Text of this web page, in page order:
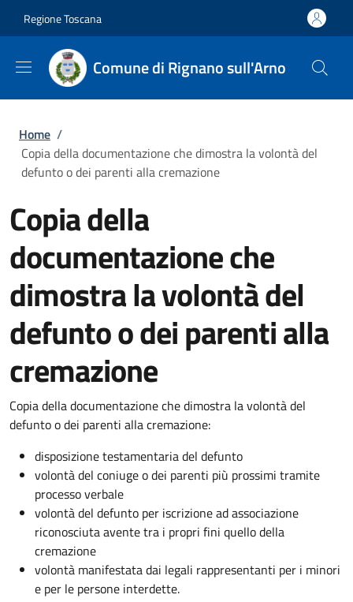
Regione Toscana
Comune di Rignano sull'Arno
Briciole di pane
Home /
Copia della documentazione che dimostra la volontà del
defunto o dei parenti alla cremazione
Copia della
documentazione che
dimostra la volontà del
defunto o dei parenti alla
cremazione
Copia della documentazione che dimostra la volontà del
defunto o dei parenti alla cremazione:
disposizione testamentaria del defunto
volontà del coniuge o dei parenti più prossimi tramite
processo verbale
volontà del defunto per iscrizione ad associazione
riconosciuta avente tra i propri fini quello della
cremazione
volontà manifestata dai legali rappresentanti per i minori
e per le persone interdette.